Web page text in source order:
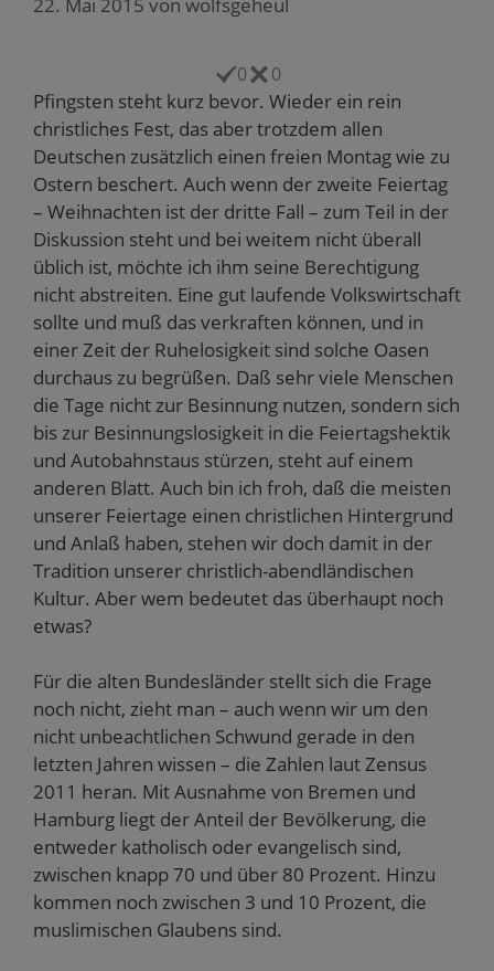
0 0
Pfingsten steht kurz bevor. Wieder ein rein
christliches Fest, das aber trotzdem allen
Deutschen zusätzlich einen freien Montag wie zu
Ostern beschert. Auch wenn der zweite Feiertag
– Weihnachten ist der dritte Fall – zum Teil in der
Diskussion steht und bei weitem nicht überall
üblich ist, möchte ich ihm seine Berechtigung
nicht abstreiten. Eine gut laufende Volkswirtschaft
sollte und muß das verkraften können, und in
einer Zeit der Ruhelosigkeit sind solche Oasen
durchaus zu begrüßen. Daß sehr viele Menschen
die Tage nicht zur Besinnung nutzen, sondern sich
bis zur Besinnungslosigkeit in die Feiertagshektik
und Autobahnstaus stürzen, steht auf einem
anderen Blatt. Auch bin ich froh, daß die meisten
unserer Feiertage einen christlichen Hintergrund
und Anlaß haben, stehen wir doch damit in der
Tradition unserer christlich-abendländischen
Kultur. Aber wem bedeutet das überhaupt noch
etwas?
Für die alten Bundesländer stellt sich die Frage
noch nicht, zieht man – auch wenn wir um den
nicht unbeachtlichen Schwund gerade in den
letzten Jahren wissen – die Zahlen laut Zensus
2011 heran. Mit Ausnahme von Bremen und
Hamburg liegt der Anteil der Bevölkerung, die
entweder katholisch oder evangelisch sind,
zwischen knapp 70 und über 80 Prozent. Hinzu
kommen noch zwischen 3 und 10 Prozent, die
muslimischen Glaubens sind.